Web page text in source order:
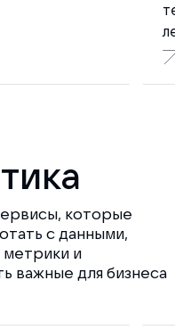
которые
с данными,
метрики и
важные для бизнеса